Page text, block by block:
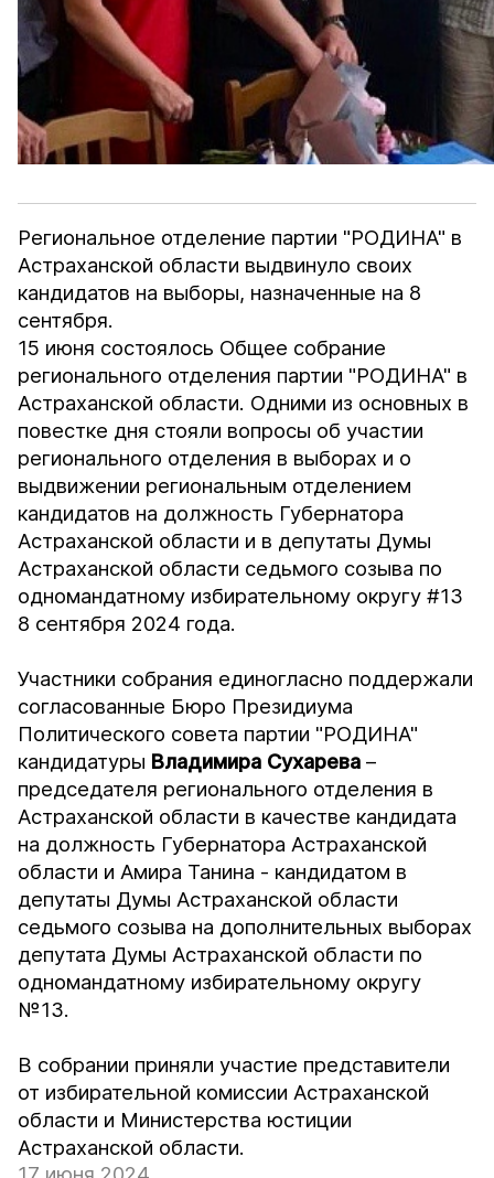
Региональное отделение партии "РОДИНА" в
Астраханской области выдвинуло своих
кандидатов на выборы, назначенные на 8
сентября.
15 июня состоялось Общее собрание
регионального отделения партии "РОДИНА" в
Астраханской области. Одними из основных в
повестке дня стояли вопросы об участии
регионального отделения в выборах и о
выдвижении региональным отделением
кандидатов на должность Губернатора
Астраханской области и в депутаты Думы
Астраханской области седьмого созыва по
одномандатному избирательному округу #13
8 сентября 2024 года.
Участники собрания единогласно поддержали
согласованные Бюро Президиума
Политического совета партии "РОДИНА"
кандидатуры Владимира Сухарева –
председателя регионального отделения в
Астраханской области в качестве кандидата
на должность Губернатора Астраханской
области и Амира Танина - кандидатом в
депутаты Думы Астраханской области
седьмого созыва на дополнительных выборах
депутата Думы Астраханской области по
одномандатному избирательному округу
№13.
В собрании приняли участие представители
от избирательной комиссии Астраханской
области и Министерства юстиции
Астраханской области.